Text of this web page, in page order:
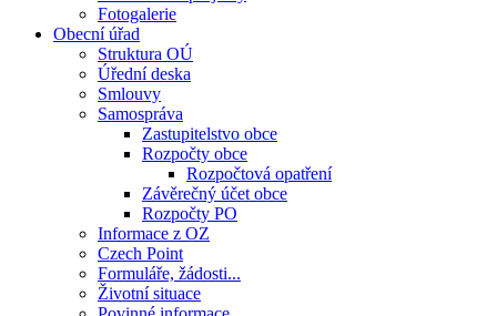
Fotogalerie
Obecní úřad
Struktura OÚ
Úřední deska
Smlouvy
Samospráva
Zastupitelstvo obce
Rozpočty obce
Rozpočtová opatření
Závěrečný účet obce
Rozpočty PO
Informace z OZ
Czech Point
Formuláře, žádosti...
Životní situace